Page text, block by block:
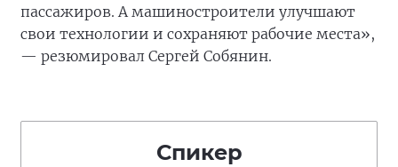
пассажиров. А машиностроители улучшают
свои технологии и сохраняют рабочие места»,
— резюмировал Сергей Собянин.
Спикер